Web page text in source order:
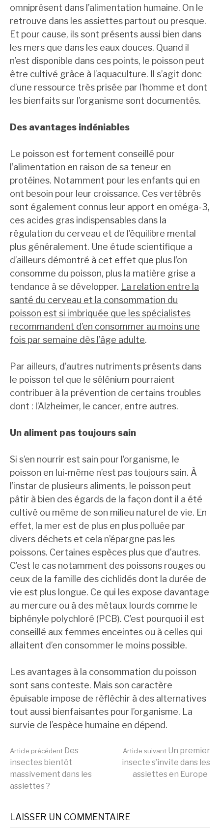
omniprésent dans l’alimentation humaine. On le
retrouve dans les assiettes partout ou presque.
Et pour cause, ils sont présents aussi bien dans
les mers que dans les eaux douces. Quand il
n’est disponible dans ces points, le poisson peut
être cultivé grâce à l’aquaculture. Il s’agit donc
d’une ressource très prisée par l’homme et dont
les bienfaits sur l’organisme sont documentés.
Des avantages indéniables
Le poisson est fortement conseillé pour
l’alimentation en raison de sa teneur en
protéines. Notamment pour les enfants qui en
ont besoin pour leur croissance. Ces vertébrés
sont également connus leur apport en oméga-3,
ces acides gras indispensables dans la
régulation du cerveau et de l’équilibre mental
plus généralement. Une étude scientifique a
d’ailleurs démontré à cet effet que plus l’on
consomme du poisson, plus la matière grise a
tendance à se développer. La relation entre la
santé du cerveau et la consommation du
poisson est si imbriquée que les spécialistes
recommandent d’en consommer au moins une
fois par semaine dès l’âge adulte.
Par ailleurs, d’autres nutriments présents dans
le poisson tel que le sélénium pourraient
contribuer à la prévention de certains troubles
dont : l’Alzheimer, le cancer, entre autres.
Un aliment pas toujours sain
Si s’en nourrir est sain pour l’organisme, le
poisson en lui-même n’est pas toujours sain. À
l’instar de plusieurs aliments, le poisson peut
pâtir à bien des égards de la façon dont il a été
cultivé ou même de son milieu naturel de vie. En
effet, la mer est de plus en plus polluée par
divers déchets et cela n’épargne pas les
poissons. Certaines espèces plus que d’autres.
C’est le cas notamment des poissons rouges ou
ceux de la famille des cichlidés dont la durée de
vie est plus longue. Ce qui les expose davantage
au mercure ou à des métaux lourds comme le
biphényle polychloré (PCB). C’est pourquoi il est
conseillé aux femmes enceintes ou à celles qui
allaitent d’en consommer le moins possible.
Les avantages à la consommation du poisson
sont sans conteste. Mais son caractère
épuisable impose de réfléchir à des alternatives
tout aussi bienfaisantes pour l’organisme. La
survie de l’espèce humaine en dépend.
Lire
la
suite
Article précédent Des
insectes bientôt
massivement dans les
assiettes ?
Article suivant Un premier
insecte s’invite dans les
assiettes en Europe
LAISSER UN COMMENTAIRE